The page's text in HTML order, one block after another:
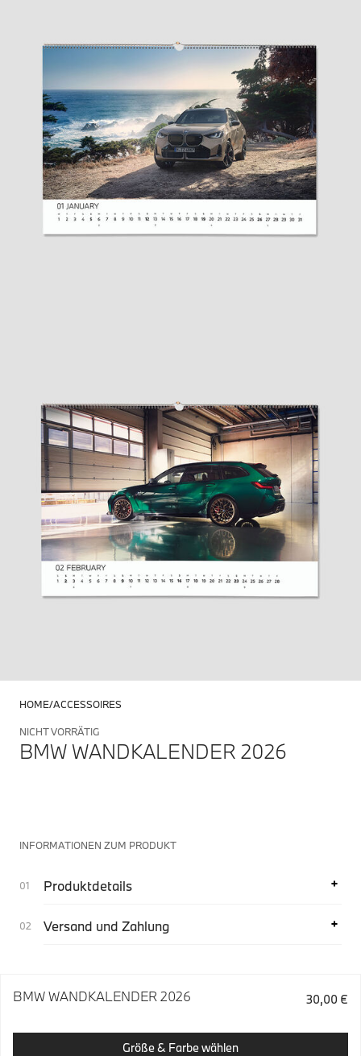
HOME ACCESSOIRES
NICHT VORRÄTIG
BMW WANDKALENDER 2026
INFORMATIONEN ZUM PRODUKT
Produktdetails
Versand und Zahlung
BMW WANDKALENDER 2026 30,00 €
Größe & Farbe wählen